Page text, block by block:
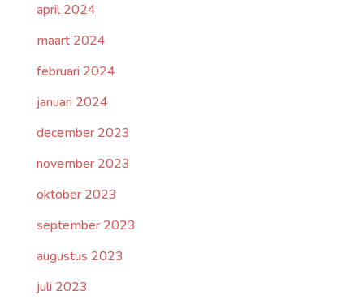
april 2024
maart 2024
februari 2024
januari 2024
december 2023
november 2023
oktober 2023
september 2023
augustus 2023
juli 2023